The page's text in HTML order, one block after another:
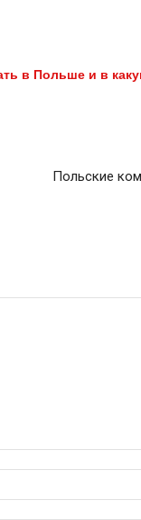
в Польше и в
Польские